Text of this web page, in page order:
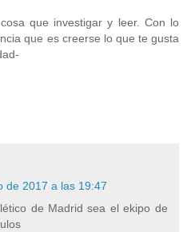
que investigar y leer. Con lo
que es creerse lo que te gusta
de 2017 a las 19:47
de Madrid sea el ekipo de